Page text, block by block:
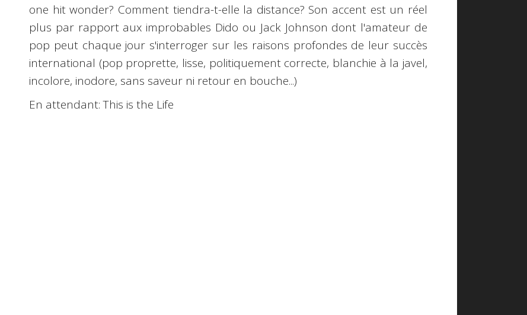
one hit wonder? Comment tiendra-t-elle la distance? Son accent est un réel
plus par rapport aux improbables Dido ou Jack Johnson dont l'amateur de
pop peut chaque jour s'interroger sur les raisons profondes de leur succès
international (pop proprette, lisse, politiquement correcte, blanchie à la javel,
incolore, inodore, sans saveur ni retour en bouche...)
En attendant:This is the Life